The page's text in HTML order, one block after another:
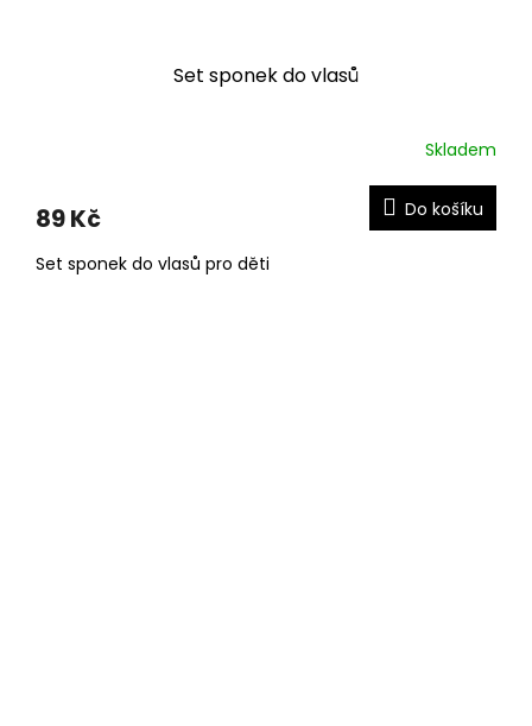
Set sponek do vlasů
Skladem
89 Kč Do košíku
Set sponek do vlasů pro děti